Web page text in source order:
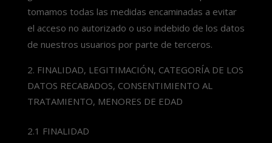
tomamos todas las medidas encaminadas a evitar
el acceso no autorizado o uso indebido de los datos
de nuestros usuarios por parte de terceros.
FINALIDAD, LEGITIMACIÓN, CATEGORÍA DE LOS
DATOS RECABADOS, CONSENTIMIENTO AL
TRATAMIENTO, MENORES DE EDAD
2.1 FINALIDAD